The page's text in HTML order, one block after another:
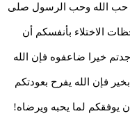
حب الله وحب الرسول صلى
الاختلاء بأنفسكم أن
خيرا ضاعفوه فإن الله
فإن الله يفرح بعودتكم
يوفقكم لما يحبه ويرضاه!